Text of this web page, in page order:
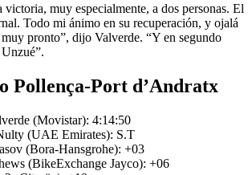
victoria, muy especialmente, a dos personas. El
Todo mi ánimo en su recuperación, y ojalá
pronto”, dijo Valverde. “Y en segundo
Pollença-Port d’Andratx
(Movistar): 4:14:50
(UAE Emirates): S.T
(Bora-Hansgrohe): +03
(BikeExchange Jayco): +06